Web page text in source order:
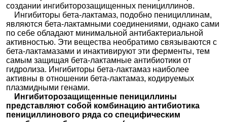
создании ингибиторозащищенных пенициллинов.
Ингибиторы бета-лактамаз, подобно пенициллинам,
являются бета-лактамными соединениями, однако сами
по себе обладают минимальной антибактериальной
активностью. Эти вещества необратимо связываются с
бета-лактамазами и инактивируют эти ферменты, тем
самым защищая бета-лактамные антибиотики от
гидролиза. Ингибиторы бета-лактамаз наиболее
активны в отношении бета-лактамаз, кодируемых
плазмидными генами.
Ингибиторозащищенные пенициллины
представляют собой комбинацию антибиотика
пенициллинового ряда со специфическим